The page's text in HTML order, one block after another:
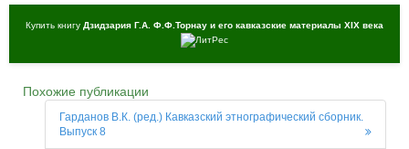
Купить книгу Дзидзария Г.А. Ф.Ф.Торнау и его кавказские материалы XIX века
Похожие публикации
Гарданов В.К. (ред.) Кавказский этнографический сборник.
Выпуск 8